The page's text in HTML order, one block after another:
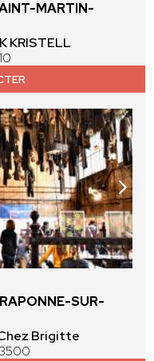
MARTIN-
KRISTELL
SUR-
Brigitte